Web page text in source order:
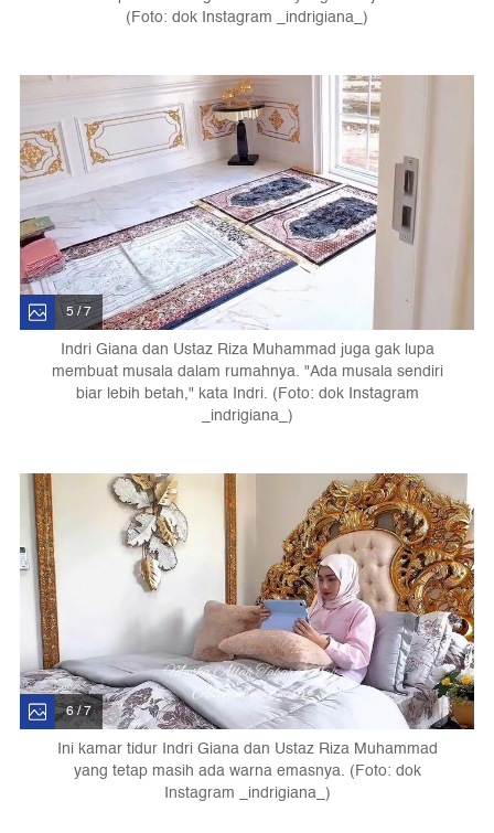
(Foto: dok Instagram _indrigiana_)
5 / 7
Indri Giana dan Ustaz Riza Muhammad juga gak lupa
membuat musala dalam rumahnya. "Ada musala sendiri
biar lebih betah," kata Indri. (Foto: dok Instagram
_indrigiana_)
6 / 7
Ini kamar tidur Indri Giana dan Ustaz Riza Muhammad
yang tetap masih ada warna emasnya. (Foto: dok
Instagram _indrigiana_)